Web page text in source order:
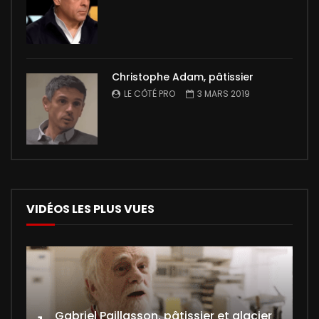
Christophe Adam, pâtissier
LE CÔTÉ PRO 3 MARS 2019
VIDÉOS LES PLUS VUES
Gabriel Paillasson, pâtissier et glacier